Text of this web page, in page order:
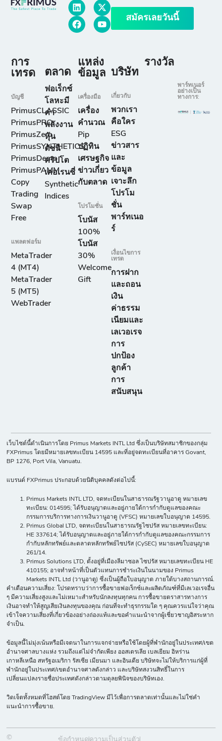
สมัครเลยวันนี้
การ
เทรด
บัญชี
PrimusCLASSIC
PrimusPRO
PrimusZero
PrimusSYNTHETICS
PrimusDemo
PrimusPAMM
Copy
Trading
Swap
Free
แพลตฟอร์ม
MetaTrader
4 (MT4)
MetaTrader
5 (MT5)
WebTrader
ตลาด
ฟอเร็กซ์
โลหะมี
ค่า
พลังงาน
หุ้น
ดัชนี
คริปโต
เคอเรนซี่
Synthetic
Indices
แหล่ง
ข้อมูล
เครื่องมือ
เครื่อง
คำนวณ
Pip
ปฏิทิน
เศรษฐกิจ
ข่าวเกี่ยว
กับตลาด
โปรโมชั่น
โบนัส
100%
โบนัส
30%
Welcome
Gift
บริษัท
เกี่ยวกับ
พวกเรา
คือใคร
ESG
ข่าวสาร
และ
ข้อมูล
เจาะลึก
โปรโม
ชั่น
พาร์ทเนอ
ร์
เงื่อนไขการ
เทรด
การฝาก
และถอน
เงิน
ค่าธรรม
เนียมและ
เลเวอเรจ
การ
ปกป้อง
ลูกค้า
การ
สนับสนุน
รางวัล
พาร์ทเนอร์
อย่างเป็น
ทางการ:
เว็บไซต์นี้ดำเนินการโดย Primus Markets INTL Ltd ซึ่งเป็นบริษัทสมาชิกของกลุ่ม
FXPrimus โดยมีหมายเลขทะเบียน 14595 และที่อยู่จดทะเบียนที่อาคาร Govant,
BP 1276, Port Vila, Vanuatu.
แบรนด์ FXPrimus ประกอบด้วยนิติบุคคลดังต่อไปนี้:
Primus Markets INTL LTD, จดทะเบียนในสาธารณรัฐวานูอาตู หมายเลข
ทะเบียน: 014595; ได้รับอนุญาตและอยู่ภายใต้การกำกับดูแลของคณะ
กรรมการบริการทางการเงินวานูอาตู (VFSC) หมายเลขใบอนุญาต 14595.
Primus Global LTD, จดทะเบียนในสาธารณรัฐไซปรัส หมายเลขทะเบียน:
HE 337614; ได้รับอนุญาตและอยู่ภายใต้การกำกับดูแลของคณะกรรมการ
กำกับหลักทรัพย์และตลาดหลักทรัพย์ไซปรัส (CySEC) หมายเลขใบอนุญาต
261/14.
Primus Solutions LTD, ตั้งอยู่ที่เมืองลีมาซอล ไซปรัส หมายเลขทะเบียน HE
410155; อาจทำหน้าที่เป็นตัวแทนการชำระเงินในนามของ Primus
Markets INTL Ltd (วานูอาตู) ซึ่งเป็นผู้ถือใบอนุญาต ภายใต้บางสถานการณ์.
คำเตือนความเสี่ยง: โปรดทราบว่าการซื้อขายฟอเร็กซ์และผลิตภัณฑ์ที่มีเลเวอเรจอื่น
ๆ มีความเสี่ยงสูงและไม่เหมาะสำหรับนักลงทุนทุกคน การซื้อขายตราสารทางการ
เงินอาจทำให้สูญเสียเงินลงทุนของคุณ ก่อนที่จะทำธุรกรรมใด ๆ คุณควรแน่ใจว่าคุณ
เข้าใจความเสี่ยงที่เกี่ยวข้องอย่างถ่องแท้และขอคำแนะนำจากผู้เชี่ยวชาญอิสระหาก
จำเป็น.
ข้อมูลนี้ไม่มุ่งเน้นหรือมีเจตนาในการแจกจ่ายหรือใช้โดยผู้ที่พำนักอยู่ในประเทศ/เขต
อำนาจศาลบางแห่ง รวมถึงแต่ไม่จำกัดเพียง ออสเตรเลีย เบลเยียม อิหร่าน
เกาหลีเหนือ สหรัฐอเมริกา รัสเซีย เมียนมา และอินเดีย บริษัทจะไม่ให้บริการแก่ผู้ที่
พำนักอยู่ในประเทศ/เขตอำนาจศาลดังกล่าว และบริษัทสงวนสิทธิ์ในการ
เปลี่ยนแปลงรายชื่อประเทศดังกล่าวตามดุลยพินิจของบริษัทเอง.
วิดเจ็ตทั้งหมดที่โฮสต์โดย TradingView มีไว้เพื่อการตลาดเท่านั้นและไม่ใช่คำ
แนะนำการซื้อขาย.
©